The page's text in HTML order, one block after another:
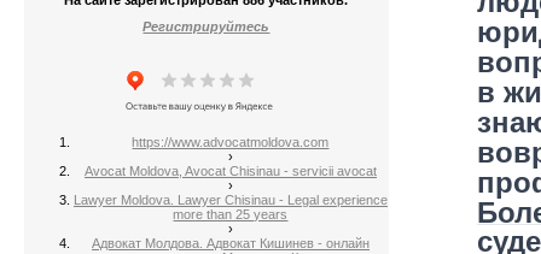
Регистрируйтесь
https://www.advocatmoldova.com
›
Avocat Moldova, Avocat Chisinau - servicii avocat
›
Lawyer Moldova. Lawyer Chisinau - Legal experience
more than 25 years
›
Адвокат Молдова. Адвокат Кишинев - онлайн
в